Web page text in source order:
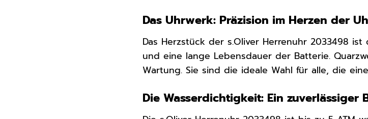
Das Uhrwerk: Präzision im Herzen der
Das Herzstück der s.Oliver Herrenuhr 2033498
und eine lange Lebensdauer der Batterie.
Wartung. Sie sind die ideale Wahl für alle, die
Die Wasserdichtigkeit: Ein zuverlässiger